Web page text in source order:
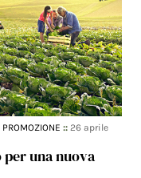
PROMOZIONE ::26 aprile
una nuova